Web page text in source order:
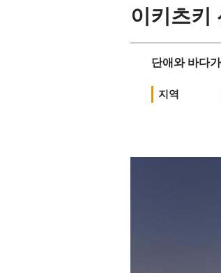
이키츠키
단애와 바다
지역